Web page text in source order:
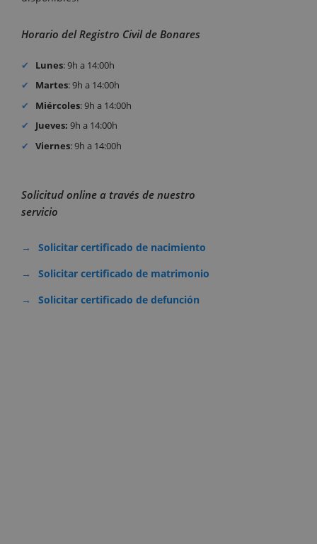
Horario del Registro Civil de Bonares
Lunes: 9h a 14:00h
Martes: 9h a 14:00h
Miércoles: 9h a 14:00h
Jueves: 9h a 14:00h
Viernes: 9h a 14:00h
Solicitud online a través de nuestro
servicio
Solicitar certificado de nacimiento
Solicitar certificado de matrimonio
Solicitar certificado de defunción